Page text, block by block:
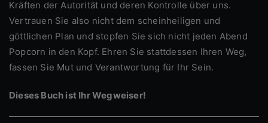
Kräften der Autorität und deren Kontrolle über uns.
Vertrauen Sie also nicht dem scheinheiligen und
göttlichen Plan und stopfen Sie sich nicht jeden Abend
Popcorn in den Kopf. Ehren Sie stattdessen Ihren Weg,
fassen Sie Mut und Verantwortung für Ihr Sein.
Dieses Buch ist Ihr Wegweiser!